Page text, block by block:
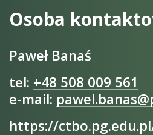
Osoba
Paweł Banaś
tel: +48 508 009 561
e-mail:
https://